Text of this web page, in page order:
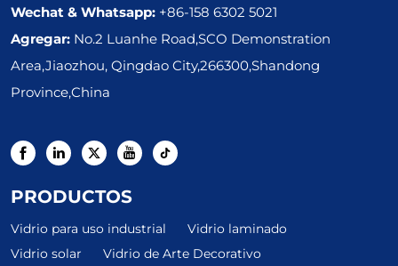
Wechat & Whatsapp: +86-158 6302 5021
Agregar: No.2 Luanhe Road,SCO Demonstration
Area,Jiaozhou, Qingdao City,266300,Shandong
Province,China
PRODUCTOS
Vidrio para uso industrial
Vidrio laminado
Vidrio solar
Vidrio de Arte Decorativo